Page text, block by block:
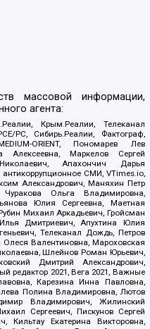
массовой информации,
агента:
Крым.Реалии, Телеканал
PC, Сибирь.Реалии, Фактограф,
ORIENT, Пономарев Лев
Алексеевна, Маркелов Сергей
Апахончич Дарья
СМИ, VTimes.io,
Александрович, Маняхин Петр
Ольга Владимировна,
Юлия Сергеевна, Маетная
Михаил Аркадьевич, Гройсман
Дмитриевич, Апухтина Юлия
Телеканал Дождь, Петров
Валентиновна, Мароховская
Шлейнов Роман Юрьевич,
Дмитрий Александрович,
редактор 2021, Вега 2021, Важные
Карезина Инна Павловна,
Полина Владимировна, Лютов
Владимирович, Жилинский
Сергеевич, Пискунов Сергей
Кильтау Екатерина Викторовна,